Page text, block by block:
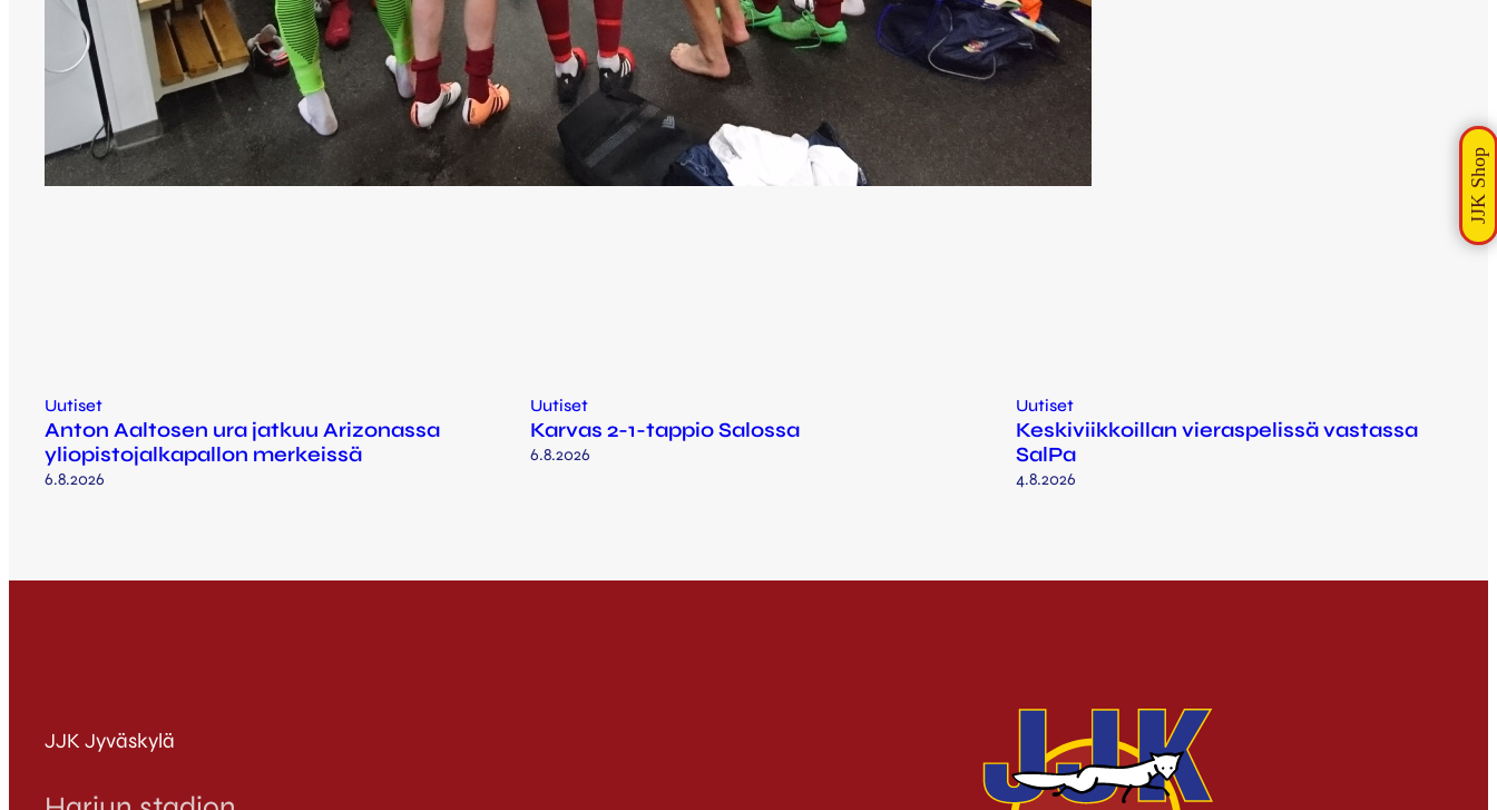
Uutiset
Anton Aaltosen ura jatkuu Arizonassa
yliopistojalkapallon merkeissä
6.8.2026
Uutiset
Karvas 2-1-tappio Salossa
6.8.2026
Uutiset
Keskiviikkoillan vieraspelissä vastassa
SalPa
4.8.2026
JJK Jyväskylä